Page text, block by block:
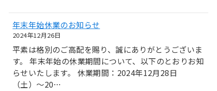
年末年始休業のお知らせ
2024年12月26日
平素は格別のご高配を賜り、誠にありがとうございま
す。 年末年始の休業期間について、以下のとおりお知
らせいたします。 休業期間：2024年12月28日
（土）〜20…